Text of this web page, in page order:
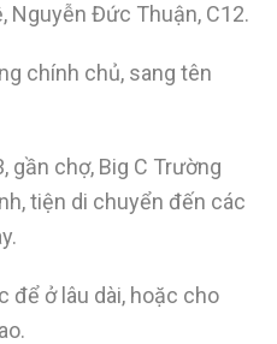
Nguyễn Đức Thuận, C12.
chính chủ, sang tên
gần chợ, Big C Trường
tiện di chuyển đến các
để ở lâu dài, hoặc cho